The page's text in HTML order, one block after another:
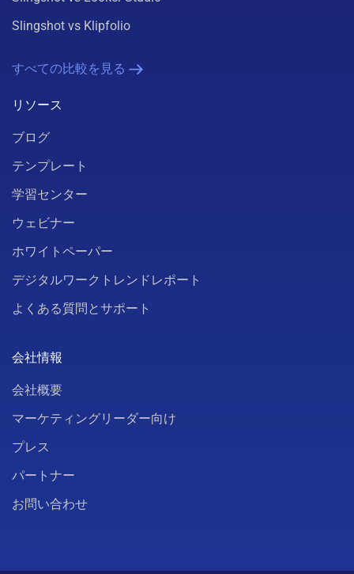
Slingshot vs Klipfolio
すべての比較を見る
リソース
ブログ
テンプレート
学習センター
ウェビナー
ホワイトペーパー
デジタルワークトレンドレポート
よくある質問とサポート
会社情報
会社概要
マーケティングリーダー向け
プレス
パートナー
お問い合わせ